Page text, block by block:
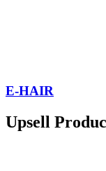
E-HAIR
Upsell